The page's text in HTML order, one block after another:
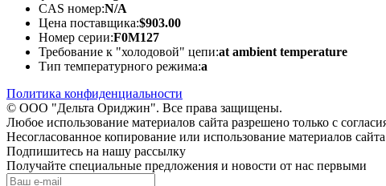
CAS номер:N/A
Цена поставщика:$903.00
Номер серии:F0M127
Требование к "холодовой" цепи:at ambient temperature
Тип температурного режима:a
Политика конфиденциальности
© ООО "Дельта Ориджин". Все права защищены.
Любое использование материалов сайта разрешено только с
Несогласованное копирование или использование материалов
Подпишитесь на нашу рассылку
Получайте специальные предложения и новости от нас первыми